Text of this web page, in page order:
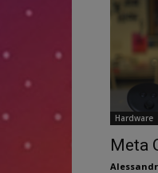
Hardware
Meta